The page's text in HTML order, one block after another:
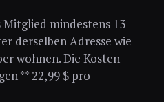
mindestens 13
derselben Adresse wie
wohnen. Die Kosten
** 22,99 $ pro